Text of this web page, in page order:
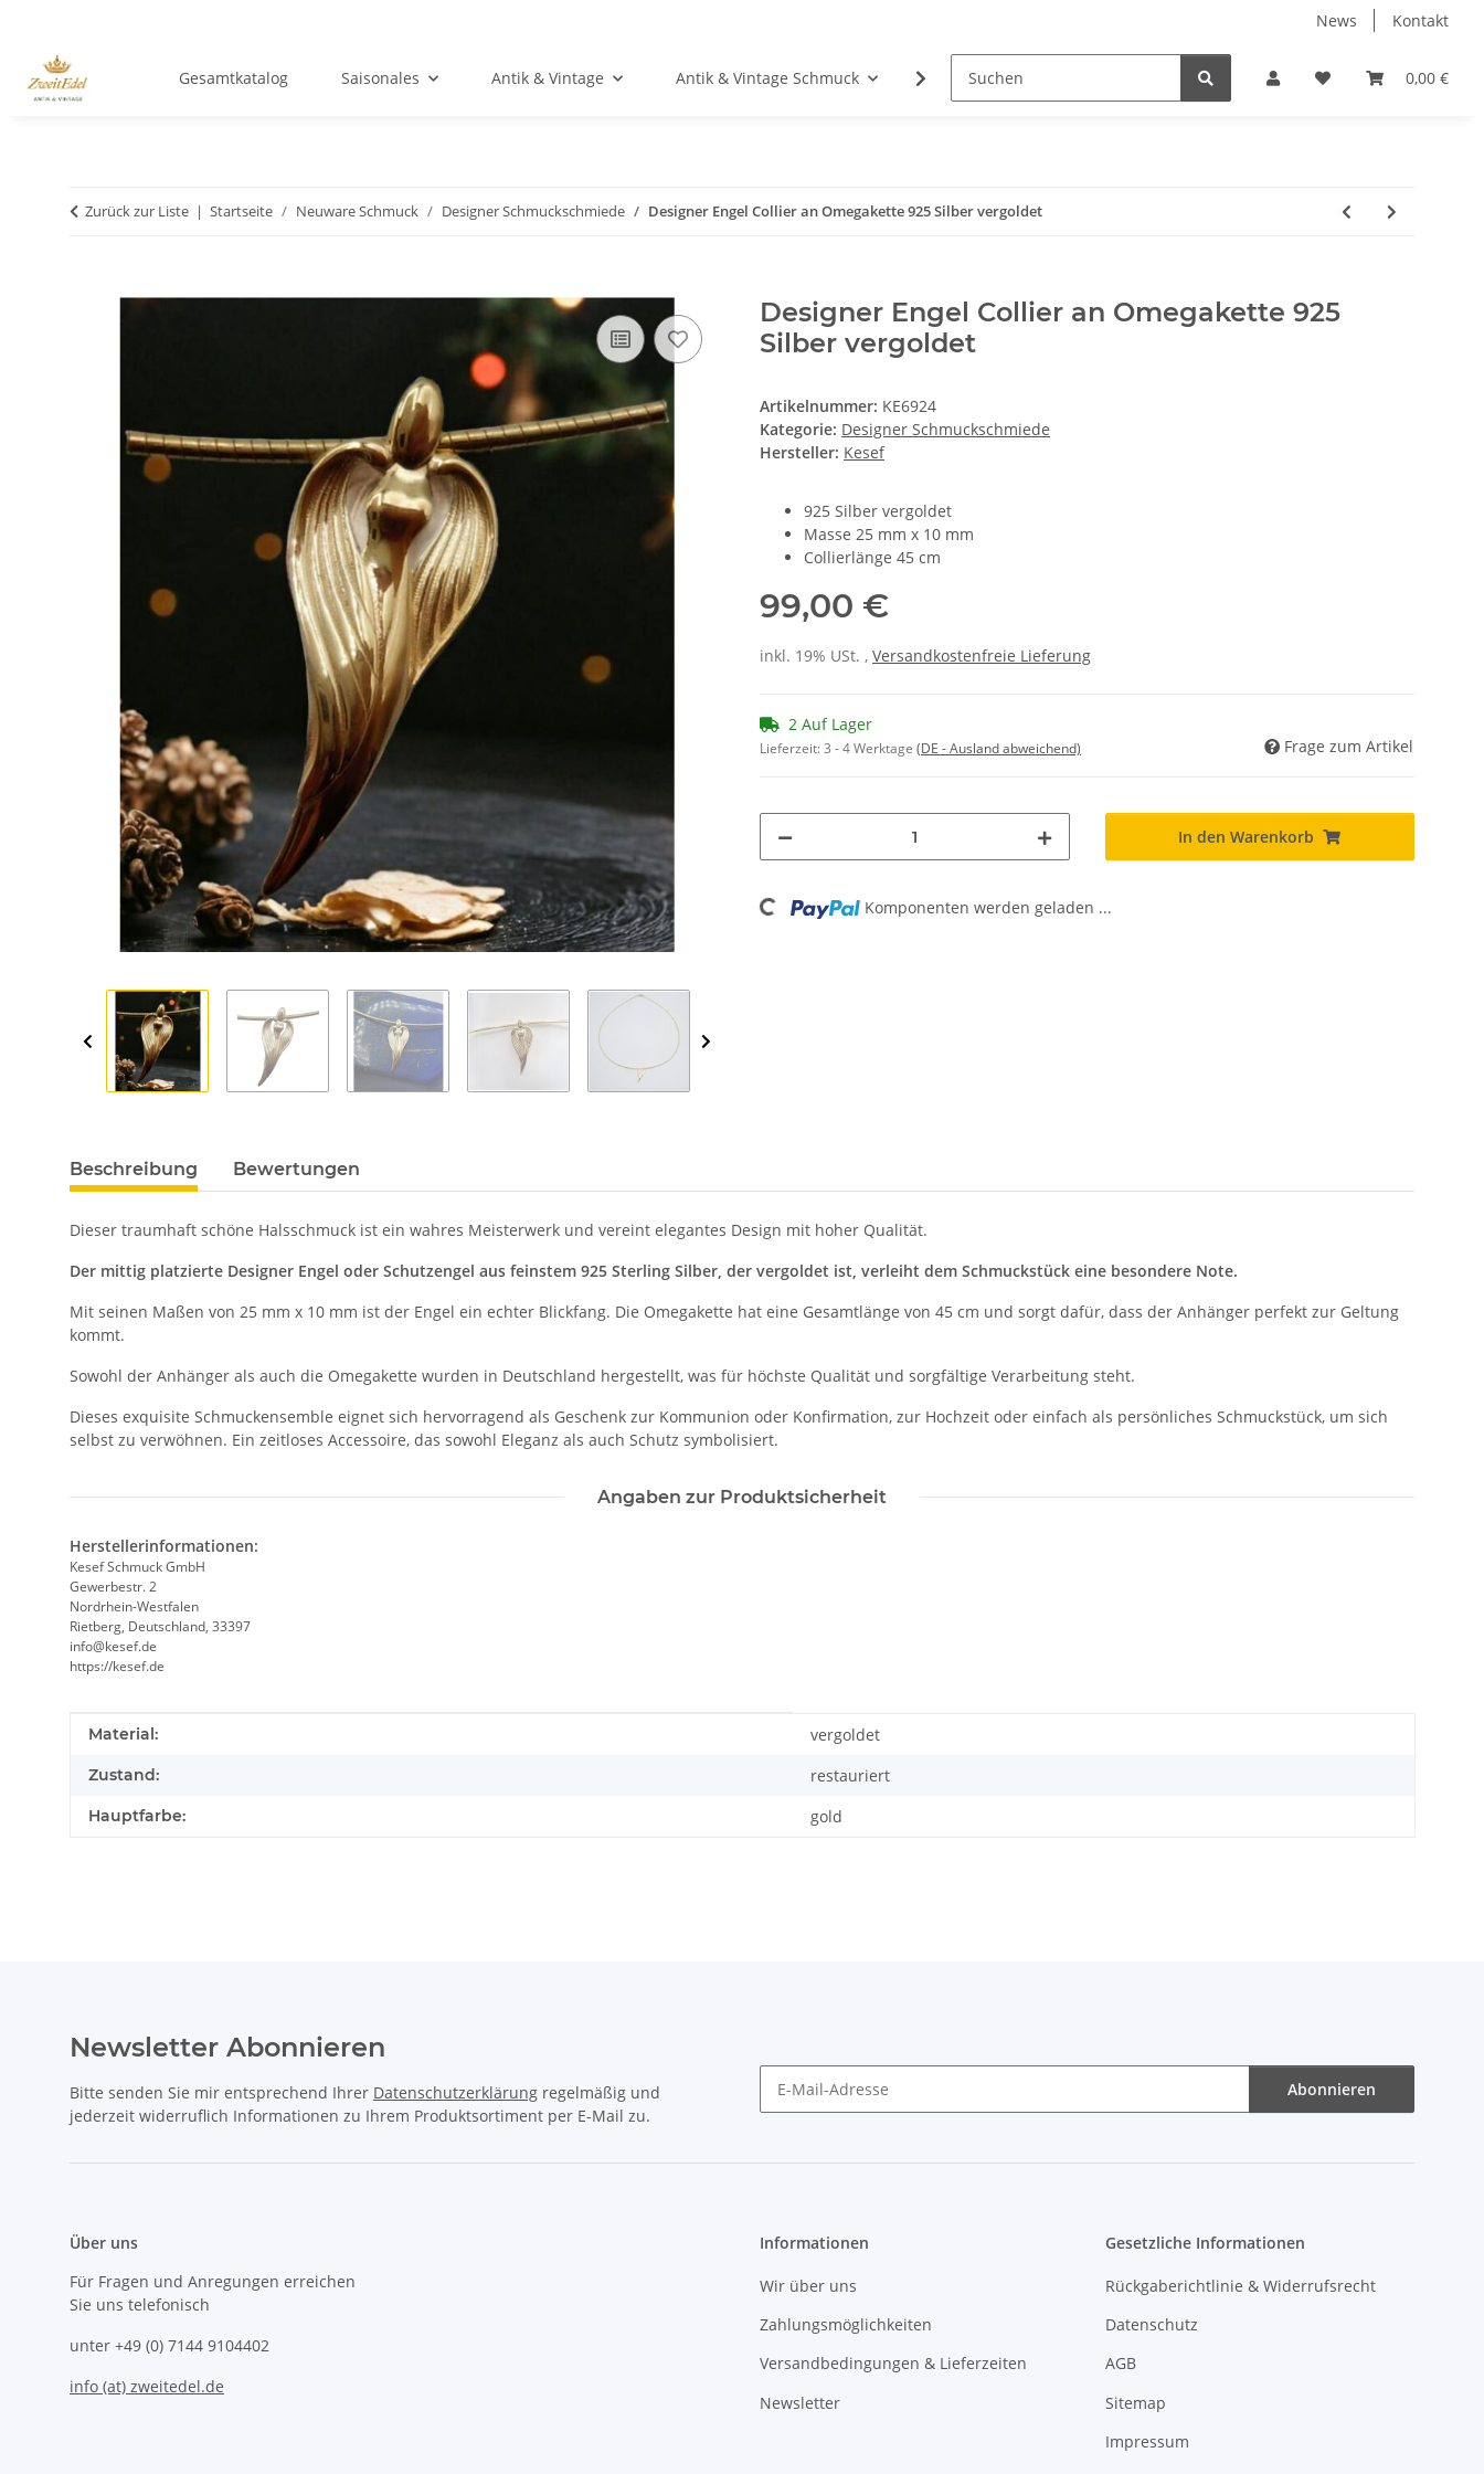
News Kontakt
0,00 €
Gesamtkatalog Saisonales Antik & Vintage Antik & Vintage Schmuck Fundgrube Neuware Schmuck
Zurück zur Liste Startseite Neuware Schmuck Designer Schmuckschmiede Designer Engel Collier an Omegakette 925 Silber vergoldet
Designer Engel Collier an Omegakette 925
Silber vergoldet
Artikelnummer: KE6924
Kategorie: Designer Schmuckschmiede
Hersteller: Kesef
925 Silber vergoldet
Masse 25 mm x 10 mm
Collierlänge 45 cm
99,00 €
inkl. 19% USt. , Versandkostenfreie Lieferung
2 Auf Lager
Lieferzeit:3 - 4 Werktage (DE - Ausland abweichend) Frage zum Artikel
In den Warenkorb
Loading... Komponenten werden geladen ...
Beschreibung Bewertungen
Dieser traumhaft schöne Halsschmuck ist ein wahres Meisterwerk und vereint elegantes Design mit hoher Qualität.
Der mittig platzierte Designer Engel oder Schutzengel aus feinstem 925 Sterling Silber, der vergoldet ist, verleiht dem Schmuckstück eine besondere Note.
Mit seinen Maßen von 25 mm x 10 mm ist der Engel ein echter Blickfang. Die Omegakette hat eine Gesamtlänge von 45 cm und sorgt dafür, dass der Anhänger perfekt zur Geltung
kommt.
Sowohl der Anhänger als auch die Omegakette wurden in Deutschland hergestellt, was für höchste Qualität und sorgfältige Verarbeitung steht.
Dieses exquisite Schmuckensemble eignet sich hervorragend als Geschenk zur Kommunion oder Konfirmation, zur Hochzeit oder einfach als persönliches Schmuckstück, um sich
selbst zu verwöhnen. Ein zeitloses Accessoire, das sowohl Eleganz als auch Schutz symbolisiert.
Angaben zur Produktsicherheit
Herstellerinformationen:
Kesef Schmuck GmbH
Gewerbestr. 2
Nordrhein-Westfalen
Rietberg, Deutschland, 33397
info@kesef.de
https://kesef.de
Produkteigenschaft
Wert
Material: vergoldet
Zustand: restauriert
Hauptfarbe: gold
Newsletter Abonnieren
Bitte senden Sie mir entsprechend Ihrer Datenschutzerklärung regelmäßig und
jederzeit widerruflich Informationen zu Ihrem Produktsortiment per E-Mail zu.
Abonnieren
Über uns
Für Fragen und Anregungen erreichen
Sie uns telefonisch
unter +49 (0) 7144 9104402
info (at) zweitedel.de
Informationen
Wir über uns
Zahlungsmöglichkeiten
Versandbedingungen & Lieferzeiten
Newsletter
Gesetzliche Informationen
Rückgaberichtlinie & Widerrufsrecht
Datenschutz
AGB
Sitemap
Impressum